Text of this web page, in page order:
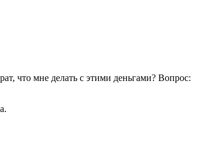
что мне делать с этими деньгами? Вопрос: